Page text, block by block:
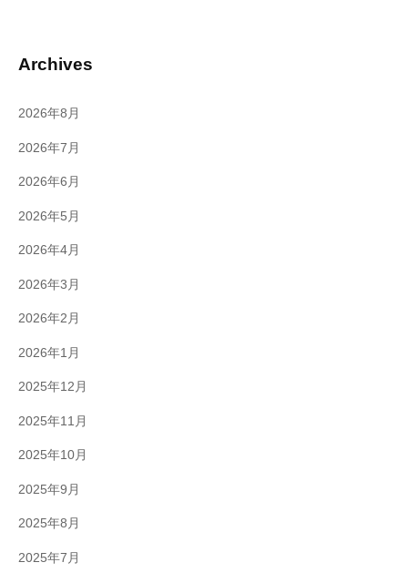
Archives
2026年8月
2026年7月
2026年6月
2026年5月
2026年4月
2026年3月
2026年2月
2026年1月
2025年12月
2025年11月
2025年10月
2025年9月
2025年8月
2025年7月